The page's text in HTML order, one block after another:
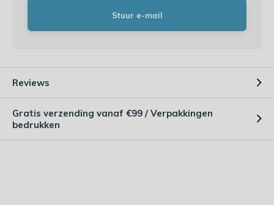
Stuur e-mail
Reviews
Gratis verzending vanaf €99 / Verpakkingen
bedrukken